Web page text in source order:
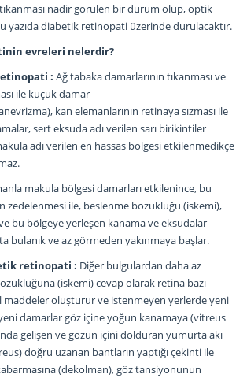
nadir görülen bir durum olup, optik
yazıda diabetik retinopati üzerinde durulacaktır.
evreleri nelerdir?
: Ağ tabaka damarlarının tıkanması ve
ile küçük damar
kan elemanlarının retinaya sızması ile
sert eksuda adı verilen sarı birikintiler
adı verilen en hassas bölgesi etkilenmedikçe
makula bölgesi damarları etkilenince, bu
zedelenmesi ile, beslenme bozukluğu (iskemi),
ve bu bölgeye yerleşen kanama ve eksudalar
bulanık ve az görmeden yakınmaya başlar.
retinopati : Diğer bulgulardan daha az
(iskemi) cevap olarak retina bazı
maddeler oluşturur ve istenmeyen yerlerde yeni
damarlar göz içine yoğun kanamaya (vitreus
gelişen ve gözün içini dolduran yumurta akı
doğru uzanan bantların yaptığı çekinti ile
(dekolman), göz tansiyonunun